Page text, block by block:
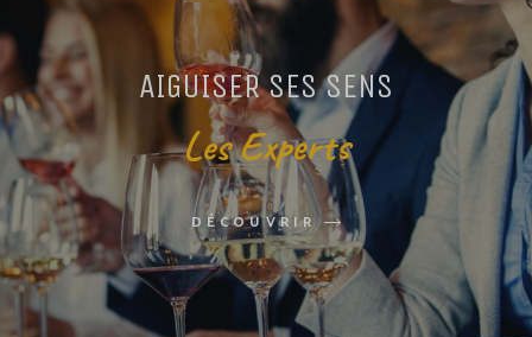
AIGUISER SES SENS
Les Experts
DÉCOUVRIR